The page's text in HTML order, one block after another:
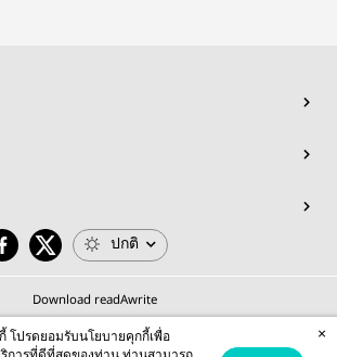
ปกติ
Download readAwrite
โปรดยอมรับนโยบายคุกกี้เพื่อ
×